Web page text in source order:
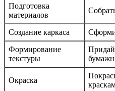
Подготовка
материалов
Создание каркаса
Формирование
текстуры
Окраска